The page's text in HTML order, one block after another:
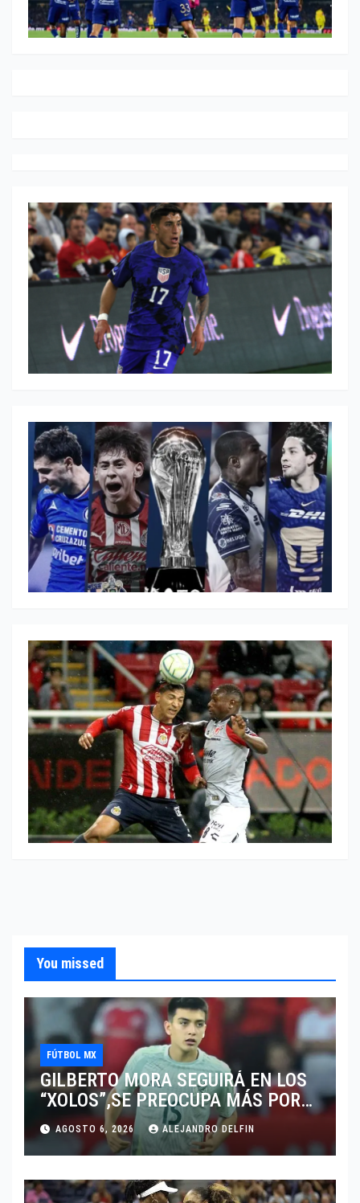
You missed
FÚTBOL MX
GILBERTO MORA SEGUIRÁ EN LOS
“XOLOS”,SE PREOCUPA MÁS POR
JUGAR EN SU EQUIPO.
AGOSTO 6, 2026 ALEJANDRO DELFIN